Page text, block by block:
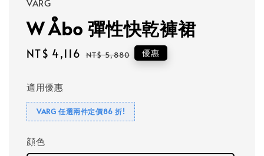
VARG
W Åbo 彈性快乾褲裙
Sale
NT$ 4,116 Regular
NT$ 5,880 優惠
適用優惠
VARG 任選兩件定價86 折!
顔色